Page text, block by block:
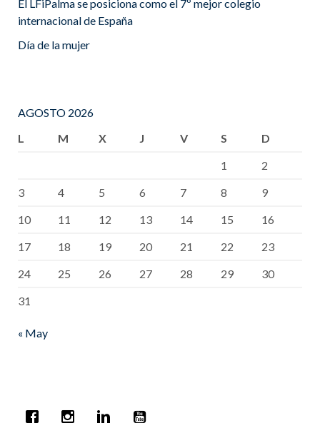
El LFiPalma se posiciona como el 7º mejor colegio
internacional de España
Día de la mujer
AGOSTO 2026
L
M X J V S
D
1
2
3
4 5 6 7 8
9
10
11 12 13 14 15
16
17
18 19 20 21 22
23
24
25 26 27 28 29
30
31
« May